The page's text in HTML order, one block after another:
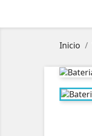
Inicio